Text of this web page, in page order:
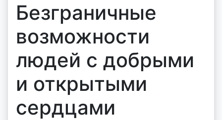
Безграничные
возможности
людей с добрыми
и открытыми
сердцами